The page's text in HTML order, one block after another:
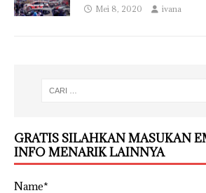
Mei 8, 2020 ivana
GRATIS SILAHKAN MASUKAN
INFO MENARIK LAINNYA
Name*